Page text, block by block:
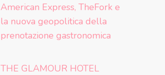
American Express, TheFork e
la nuova geopolitica della
prenotazione gastronomica
THE GLAMOUR HOTEL